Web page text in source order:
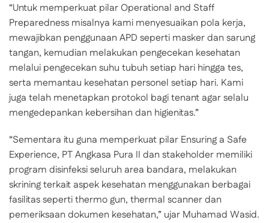
“Untuk memperkuat pilar Operational and Staff
Preparedness misalnya kami menyesuaikan pola kerja,
mewajibkan penggunaan APD seperti masker dan sarung
tangan, kemudian melakukan pengecekan kesehatan
melalui pengecekan suhu tubuh setiap hari hingga tes,
serta memantau kesehatan personel setiap hari. Kami
juga telah menetapkan protokol bagi tenant agar selalu
mengedepankan kebersihan dan higienitas.”
“Sementara itu guna memperkuat pilar Ensuring a Safe
Experience, PT Angkasa Pura II dan stakeholder memiliki
program disinfeksi seluruh area bandara, melakukan
skrining terkait aspek kesehatan menggunakan berbagai
fasilitas seperti thermo gun, thermal scanner dan
pemeriksaan dokumen kesehatan,” ujar Muhamad Wasid.